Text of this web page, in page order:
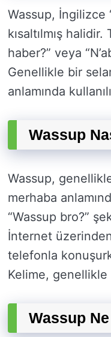
Wassup, İngilizce
kısaltılmış halidir.
haber?” veya
Genellikle bir
anlamında
Wassup
Wassup,
merhaba
“Wassup bro?”
İnternet
telefonla
Kelime, genellikle
Wassup